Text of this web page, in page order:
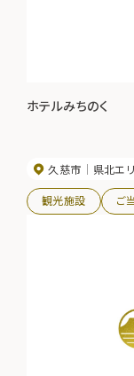
ホテルみちのく
久慈市 県北エ
観光施設 ご